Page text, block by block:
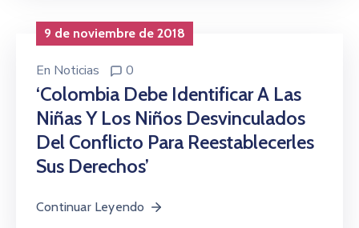
9 de noviembre de 2018
En Noticias 0
‘Colombia Debe Identificar A Las
Niñas Y Los Niños Desvinculados
Del Conflicto Para Reestablecerles
Sus Derechos’
Continuar Leyendo